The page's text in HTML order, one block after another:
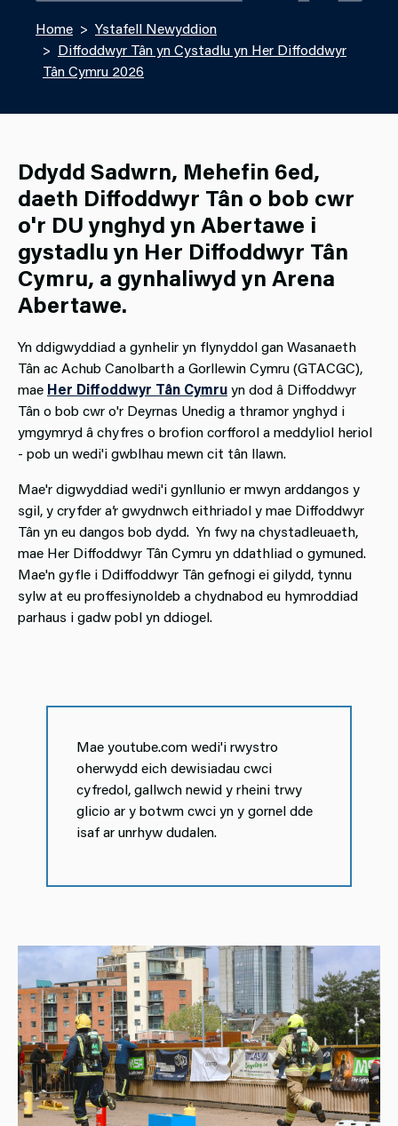
Home
Ystafell Newyddion
Diffoddwyr Tân yn Cystadlu yn Her Diffoddwyr
Tân Cymru 2026
Ddydd Sadwrn, Mehefin 6ed,
daeth Diffoddwyr Tân o bob cwr
o'r DU ynghyd yn Abertawe i
gystadlu yn Her Diffoddwyr Tân
Cymru, a gynhaliwyd yn Arena
Abertawe.
Yn ddigwyddiad a gynhelir yn flynyddol gan Wasanaeth
Tân ac Achub Canolbarth a Gorllewin Cymru (GTACGC),
mae Her Diffoddwyr Tân Cymruyn dod â Diffoddwyr
Tân o bob cwr o'r Deyrnas Unedig a thramor ynghyd i
ymgymryd â chyfres o brofion corfforol a meddyliol heriol
- pob un wedi'i gwblhau mewn cit tân llawn.
Mae'r digwyddiad wedi'i gynllunio er mwyn arddangos y
sgil, y cryfder a’r gwydnwch eithriadol y mae Diffoddwyr
Tân yn eu dangos bob dydd. Yn fwy na chystadleuaeth,
mae Her Diffoddwyr Tân Cymru yn ddathliad o gymuned.
Mae'n gyfle i Ddiffoddwyr Tân gefnogi ei gilydd, tynnu
sylw at eu proffesiynoldeb a chydnabod eu hymroddiad
parhaus i gadw pobl yn ddiogel.
Mae youtube.com wedi'i rwystro
oherwydd eich dewisiadau cwci
cyfredol, gallwch newid y rheini trwy
glicio ar y botwm cwci yn y gornel dde
isaf ar unrhyw dudalen.